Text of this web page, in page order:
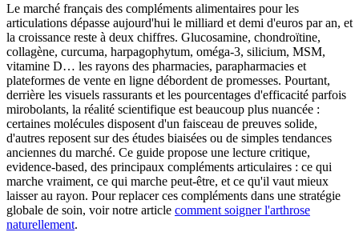
Le marché français des compléments alimentaires pour les
articulations dépasse aujourd'hui le milliard et demi d'euros par an, et
la croissance reste à deux chiffres. Glucosamine, chondroïtine,
collagène, curcuma, harpagophytum, oméga-3, silicium, MSM,
vitamine D… les rayons des pharmacies, parapharmacies et
plateformes de vente en ligne débordent de promesses. Pourtant,
derrière les visuels rassurants et les pourcentages d'efficacité parfois
mirobolants, la réalité scientifique est beaucoup plus nuancée :
certaines molécules disposent d'un faisceau de preuves solide,
d'autres reposent sur des études biaisées ou de simples tendances
anciennes du marché. Ce guide propose une lecture critique,
evidence-based, des principaux compléments articulaires : ce qui
marche vraiment, ce qui marche peut-être, et ce qu'il vaut mieux
laisser au rayon. Pour replacer ces compléments dans une stratégie
globale de soin, voir notre article comment soigner l'arthrose
naturellement.